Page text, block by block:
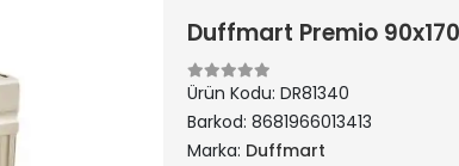
Duffmart Premio
Ürün Kodu: DR81340
Barkod: 8681966013413
Marka: Duffmart